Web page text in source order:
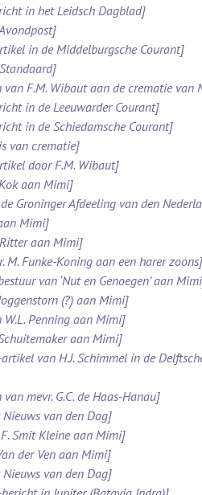
in het Leidsch Dagblad]
in de Middelburgsche Courant]
F.M. Wibaut aan de crematie
in de Leeuwarder Courant]
in de Schiedamsche Courant]
van crematie]
door F.M. Wibaut]
aan Mimi]
Groninger Afdeeling van den
Mimi]
aan Mimi]
M. Funke-Koning aan een harer zoons]
van ‘Nut en Genoegen’ aan
(?) aan Mimi]
Penning aan Mimi]
aan Mimi]
van H.J. Schimmel in de
mevr. G.C. de Haas-Hanau]
van den Dag]
Smit Kleine aan Mimi]
der Ven aan Mimi]
van den Dag]